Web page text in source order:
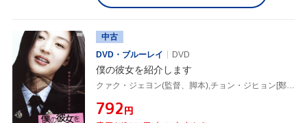
中古
DVD・ブルーレイ
DVD
僕の彼女を紹介します
クァク・ジェヨン(監督、脚本),チョン・ジヒョン[鄭志賢],チャン・ヒョク
¥792円